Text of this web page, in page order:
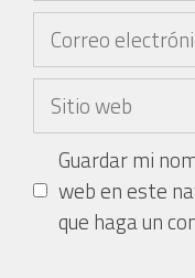
Guardar mi
web en este
que haga un